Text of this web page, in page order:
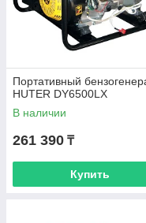
Портативный
HUTER DY6500LX
В наличии
261 390 ₸
Купить